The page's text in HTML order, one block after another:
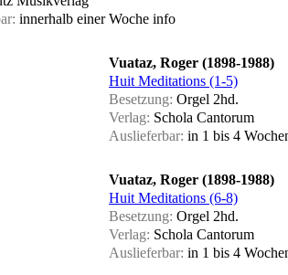
innerhalb einer Woche info
Vuataz, Roger (1898-1988)
Huit Meditations (1-5)
Besetzung: Orgel 2hd.
Verlag: Schola Cantorum
Auslieferbar: in 1 bis 4
Vuataz, Roger (1898-1988)
Huit Meditations (6-8)
Besetzung: Orgel 2hd.
Verlag: Schola Cantorum
Auslieferbar: in 1 bis 4